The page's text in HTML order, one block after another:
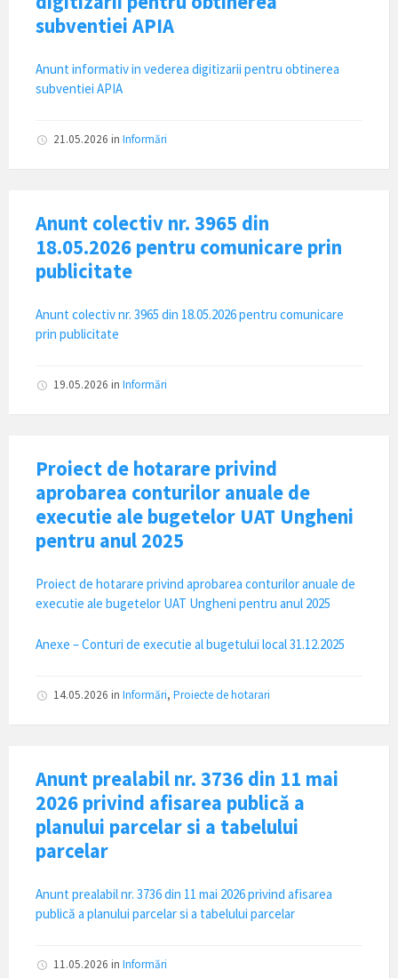
subventiei APIA
Anunt informativ in vederea digitizarii pentru obtinerea
subventiei APIA
21.05.2026 in Informări
Anunt colectiv nr. 3965 din
18.05.2026 pentru comunicare prin
publicitate
Anunt colectiv nr. 3965 din 18.05.2026 pentru comunicare
prin publicitate
19.05.2026 in Informări
Proiect de hotarare privind
aprobarea conturilor anuale de
executie ale bugetelor UAT Ungheni
pentru anul 2025
Proiect de hotarare privind aprobarea conturilor anuale de
executie ale bugetelor UAT Ungheni pentru anul 2025
Anexe – Conturi de executie al bugetului local 31.12.2025
14.05.2026 in Informări, Proiecte de hotarari
Anunt prealabil nr. 3736 din 11 mai
2026 privind afisarea publică a
planului parcelar si a tabelului
parcelar
Anunt prealabil nr. 3736 din 11 mai 2026 privind afisarea
publică a planului parcelar si a tabelului parcelar
11.05.2026 in Informări